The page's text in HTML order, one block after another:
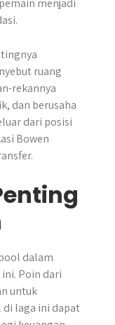
menjadi
ruang
rekannya
dan berusaha
dari posisi
Bowen
dalam
Poin dari
untuk
di laga ini dapat